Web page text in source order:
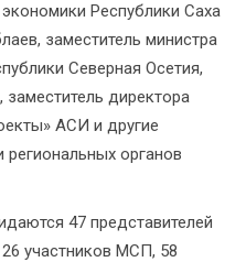
Республики Саха
заместитель министра
Северная Осетия,
директора
АСИ и другие
органов
47 представителей
участников МСП, 58